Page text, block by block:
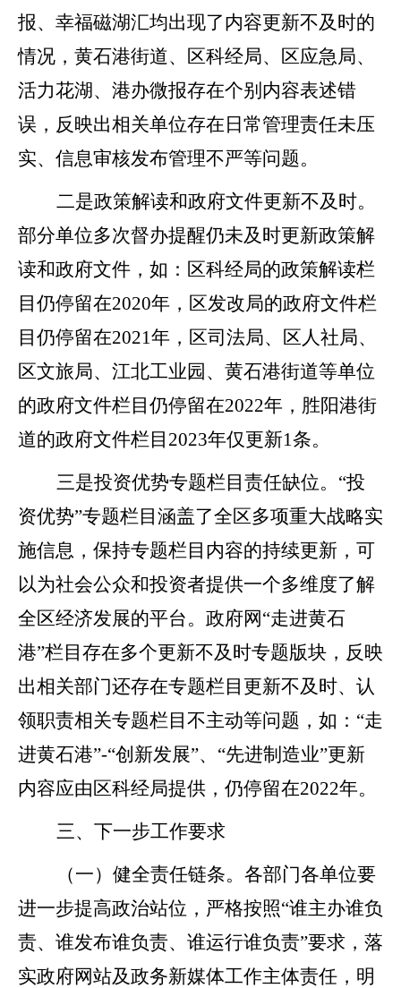
报、幸福磁湖汇均出现了内容更新不及时的
情况，黄石港街道、区科经局、区应急局、
活力花湖、港办微报存在个别内容表述错
误，反映出相关单位存在日常管理责任未压
实、信息审核发布管理不严等问题。
二是政策解读和政府文件更新不及时。
部分单位多次督办提醒仍未及时更新政策解
读和政府文件，如：区科经局的政策解读栏
目仍停留在2020年，区发改局的政府文件栏
目仍停留在2021年，区司法局、区人社局、
区文旅局、江北工业园、黄石港街道等单位
的政府文件栏目仍停留在2022年，胜阳港街
道的政府文件栏目2023年仅更新1条。
三是投资优势专题栏目责任缺位。 “投
资优势”专题栏目涵盖了全区多项重大战略实
施信息，保持专题栏目内容的持续更新，可
以为社会公众和投资者提供一个多维度了解
全区经济发展的平台。政府网“走进黄石
港”栏目存在多个更新不及时专题版块，反映
出相关部门还存在专题栏目更新不及时、认
领职责相关专题栏目不主动等问题，如：“走
进黄石港”-“创新发展”、“先进制造业”更新
内容应由区科经局提供，仍停留在2022年。
三、下一步工作要求
（一）健全责任链条。 各部门各单位要
进一步提高政治站位，严格按照“谁主办谁负
责、谁发布谁负责、谁运行谁负责”要求，落
实政府网站及政务新媒体工作主体责任，明